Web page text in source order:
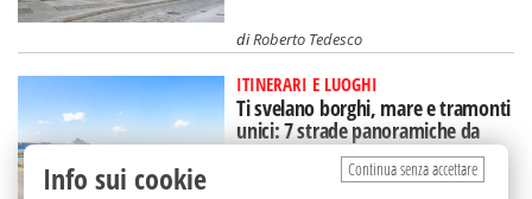
diRoberto Tedesco
ITINERARI E LUOGHI
Ti svelano borghi, mare e tramonti
unici: 7 strade panoramiche da
scoprire in Sicilia
Continua senza accettare
Info sui cookie